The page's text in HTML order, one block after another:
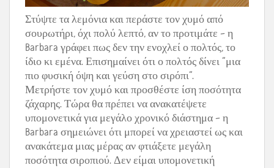
Στύψτε τα λεμόνια και περάστε τον χυμό από
σουρωτήρι, όχι πολύ λεπτό, αν το προτιμάτε – η
Barbara γράφει πως δεν την ενοχλεί ο πολτός, το
ίδιο κι εμένα. Επισημαίνει ότι ο πολτός δίνει “μια
πιο φυσική όψη και γεύση στο σιρόπι”.
Μετρήστε τον χυμό και προσθέστε ίση ποσότητα
ζάχαρης. Τώρα θα πρέπει να ανακατέψετε
υπομονετικά για μεγάλο χρονικό διάστημα – η
Barbara σημειώνει ότι μπορεί να χρειαστεί ως και
ανακάτεμα μιας μέρας αν φτιάξετε μεγάλη
ποσότητα σιροπιού. Δεν είμαι υπομονετική